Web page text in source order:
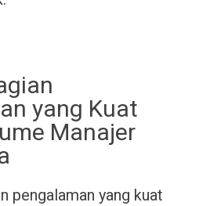
yang Kuat
Manajer
pengalaman yang kuat